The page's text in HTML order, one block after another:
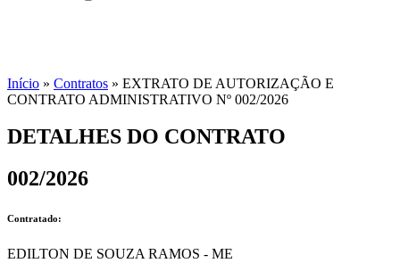
Início » Contratos » EXTRATO DE AUTORIZAÇÃO E
CONTRATO ADMINISTRATIVO Nº 002/2026
DETALHES DO CONTRATO​
002/2026
Contratado:
EDILTON DE SOUZA RAMOS - ME